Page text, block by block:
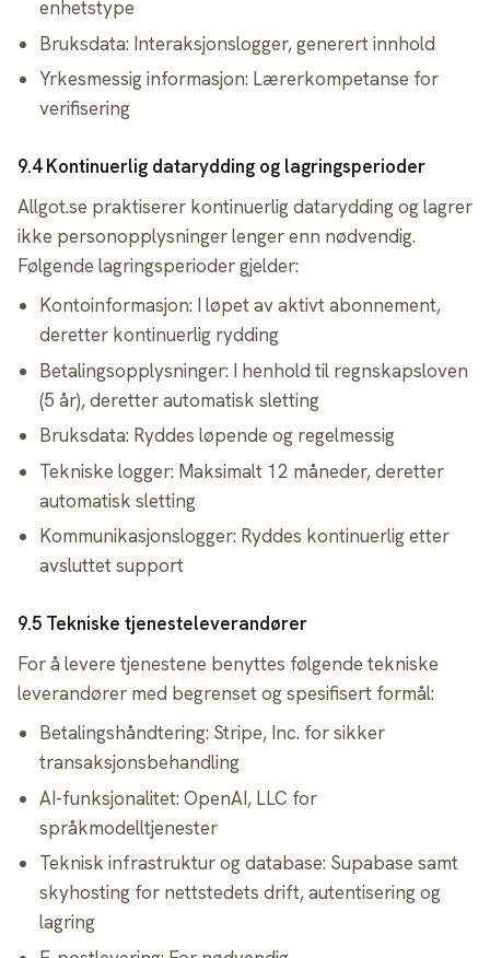
enhetstype
Bruksdata: Interaksjonslogger, generert innhold
Yrkesmessig informasjon: Lærerkompetanse for
verifisering
9.4 Kontinuerlig datarydding og lagringsperioder
Allgot.se praktiserer kontinuerlig datarydding og lagrer
ikke personopplysninger lenger enn nødvendig.
Følgende lagringsperioder gjelder:
Kontoinformasjon: I løpet av aktivt abonnement,
deretter kontinuerlig rydding
Betalingsopplysninger: I henhold til regnskapsloven
(5 år), deretter automatisk sletting
Bruksdata: Ryddes løpende og regelmessig
Tekniske logger: Maksimalt 12 måneder, deretter
automatisk sletting
Kommunikasjonslogger: Ryddes kontinuerlig etter
avsluttet support
9.5 Tekniske tjenesteleverandører
For å levere tjenestene benyttes følgende tekniske
leverandører med begrenset og spesifisert formål:
Betalingshåndtering: Stripe, Inc. for sikker
transaksjonsbehandling
AI-funksjonalitet: OpenAI, LLC for
språkmodelltjenester
Teknisk infrastruktur og database: Supabase samt
skyhosting for nettstedets drift, autentisering og
lagring